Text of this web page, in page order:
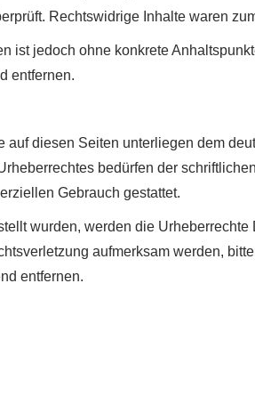
Rechtswidrige Inhalte waren
ist jedoch ohne konkrete
entfernen.
diesen Seiten unterliegen dem
bedürfen der
Gebrauch gestattet.
wurden, werden die
aufmerksam werden,
entfernen.